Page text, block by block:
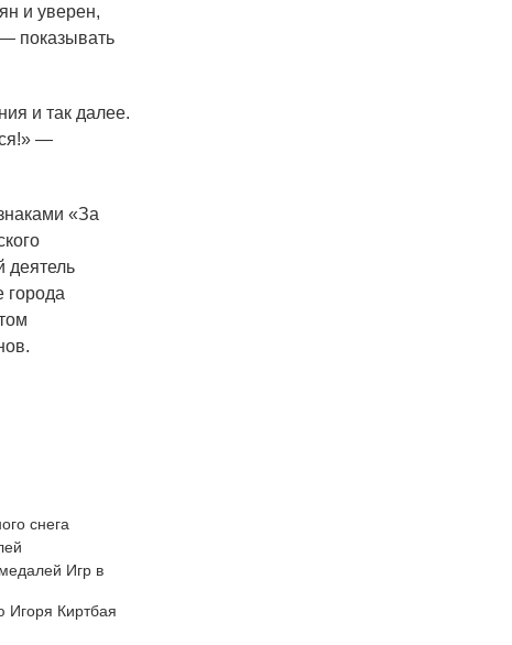
и уверен,
показывать
и так далее.
—
«За
деятель
города
снега
Игр в
Игоря Киртбая